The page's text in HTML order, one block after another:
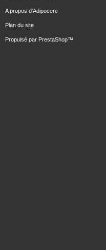
A propos d'Adipocere
Plan du site
Propulsé par PrestaShop™